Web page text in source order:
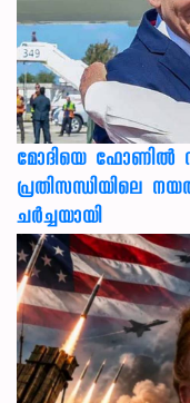
മോദിയെ ഫോണിൽ
പ്രതിസന്ധിയിലെ
ചർച്ചയായി